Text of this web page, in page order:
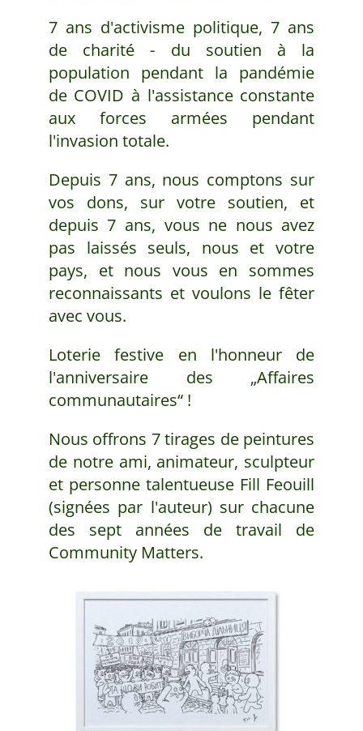
7 ans d'activisme politique, 7 ans
de charité - du soutien à la
population pendant la pandémie
de COVID à l'assistance constante
aux forces armées pendant
l'invasion totale.
Depuis 7 ans, nous comptons sur
vos dons, sur votre soutien, et
depuis 7 ans, vous ne nous avez
pas laissés seuls, nous et votre
pays, et nous vous en sommes
reconnaissants et voulons le fêter
avec vous.
Loterie festive en l'honneur de
l'anniversaire des „Affaires
communautaires“ !
Nous offrons 7 tirages de peintures
de notre ami, animateur, sculpteur
et personne talentueuse Fill Feouill
(signées par l'auteur) sur chacune
des sept années de travail de
Community Matters.